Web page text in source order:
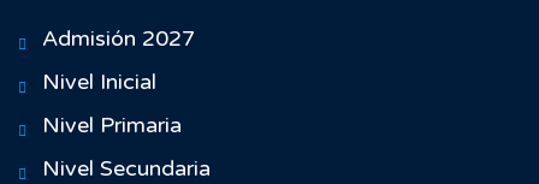
Admisión 2027
Nivel Inicial
Nivel Primaria
Nivel Secundaria